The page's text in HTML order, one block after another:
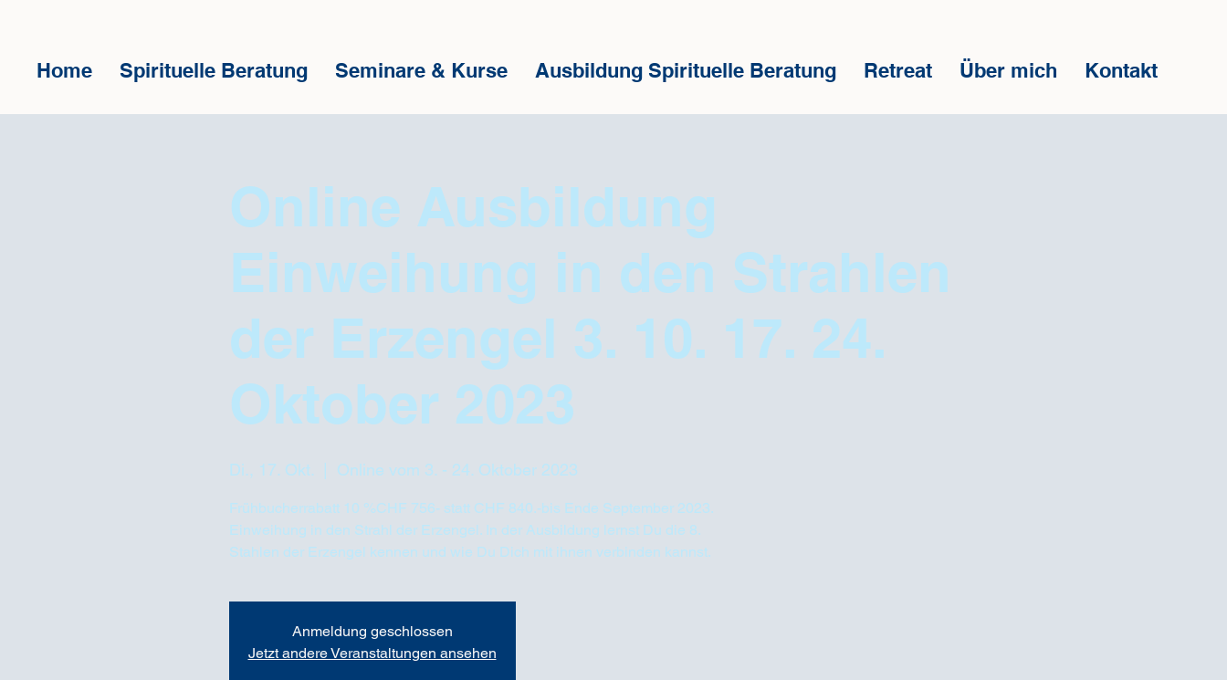
Home Spirituelle Beratung Seminare & Kurse Ausbildung Spirituelle Beratung Retreat Über mich Kontakt
Online Ausbildung
Einweihung in den Strahlen
der Erzengel 3. 10. 17. 24.
Oktober 2023
Di., 17. Okt. Online vom 3. - 24. Oktober 2023
Frühbucherrabatt 10 %CHF 756- statt CHF 840.-bis Ende September 2023.
Einweihung in den Strahl der Erzengel. In der Ausbildung lernst Du die 8.
Stahlen der Erzengel kennen und wie Du Dich mit ihnen verbinden kannst.
Anmeldung geschlossen
Jetzt andere Veranstaltungen ansehen